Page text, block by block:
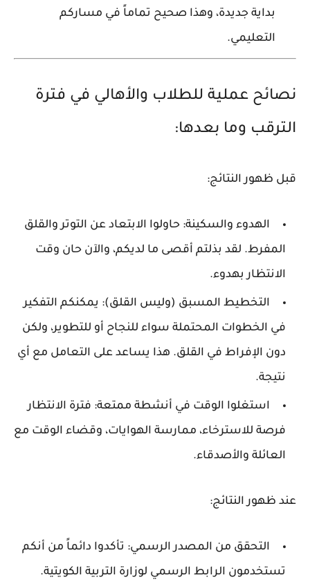
بداية جديدة، وهذا صحيح تماماً في مساركم
التعليمي.
نصائح عملية للطلاب والأهالي في فترة
الترقب وما بعدها:
قبل ظهور النتائج:
الهدوء والسكينة: حاولوا الابتعاد عن التوتر والقلق
المفرط. لقد بذلتم أقصى ما لديكم، والآن حان وقت
الانتظار بهدوء.
التخطيط المسبق (وليس القلق): يمكنكم التفكير
في الخطوات المحتملة سواء للنجاح أو للتطوير، ولكن
دون الإفراط في القلق. هذا يساعد على التعامل مع أي
نتيجة.
استغلوا الوقت في أنشطة ممتعة: فترة الانتظار
فرصة للاسترخاء، ممارسة الهوايات، وقضاء الوقت مع
العائلة والأصدقاء.
عند ظهور النتائج:
التحقق من المصدر الرسمي: تأكدوا دائماً من أنكم
تستخدمون الرابط الرسمي لوزارة التربية الكويتية.